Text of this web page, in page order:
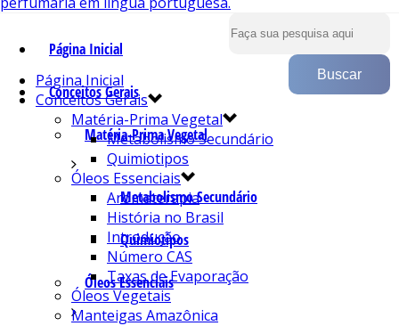
Página Inicial
Conceitos Gerais
Matéria-Prima Vegetal
Metabolismo Secundário
Quimiotipos
Óleos Essenciais
Página Inicial
Conceitos Gerais
Matéria-Prima Vegetal
Metabolismo Secundário
Quimiotipos
Óleos Essenciais
Aromaterapia
História no Brasil
Introdução
Número CAS
Taxas de Evaporação
Óleos Vegetais
Manteigas Amazônica